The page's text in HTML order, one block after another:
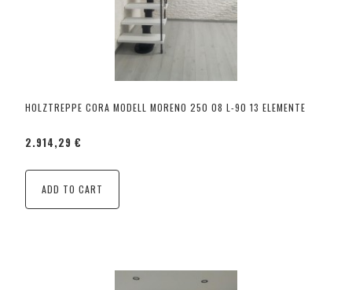
HOLZTREPPE CORA MODELL MORENO 250 08 L-90 13 ELEMENTE
2.914,29 €
ADD TO CART